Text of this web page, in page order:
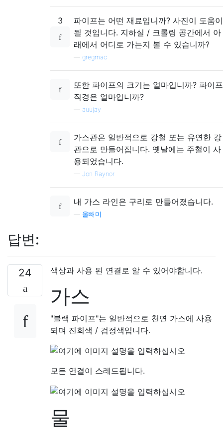
3
파이프는 어떤 재료입니까? 사진이 도움이
될 것입니다. 지하실 / 크롤링 공간에서 아
래에서 어디로 가는지 볼 수 있습니까?
gregmac
또한 파이프의 크기는 얼마입니까? 파이프
직경은 얼마입니까?
auujay
가스관은 일반적으로 강철 또는 유연한 강
관으로 만들어집니다. 옛날에는 주철이 사
용되었습니다.
— Jon Raynor
내 가스 라인은 구리로 만들어졌습니다.
올빼미
답변:
24 색상과 사용 된 연결로 알 수 있어야합니다.
가스
"블랙 파이프"는 일반적으로 천연 가스에 사용
되며 진회색 / 검정색입니다.
모든 연결이 스레드됩니다.
물